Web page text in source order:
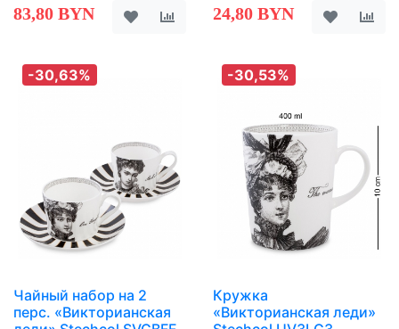
83,80 BYN 24,80 BYN
-30,63%
Чайный набор на 2
перс. «Викторианская
-30,53%
Кружка
«Викторианская леди»